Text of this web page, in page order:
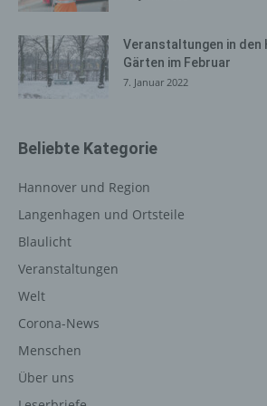
Veranstaltungen in den
Gärten im Februar
7. Januar 2022
Beliebte Kategorie
Hannover und Region
Langenhagen und Ortsteile
Blaulicht
Veranstaltungen
Welt
Corona-News
Menschen
Über uns
Registrierung auf unserer
Internetseite
Die betroffene Person hat die
registrieren. Welche
werden, ergibt sich aus der jeweiligen
die für die Registrierung verwendet
Daten werden ausschließlich für die
bei dem für die Verarbeitung
eigene Zwecke erhoben und
einen oder mehrere
einen Paketdienstleister, veranlassen,